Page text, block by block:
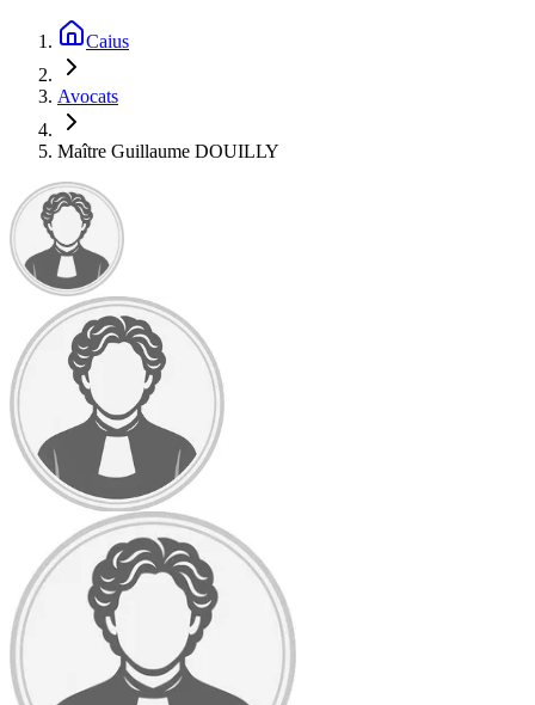
Caius
Avocats
Maître Guillaume DOUILLY